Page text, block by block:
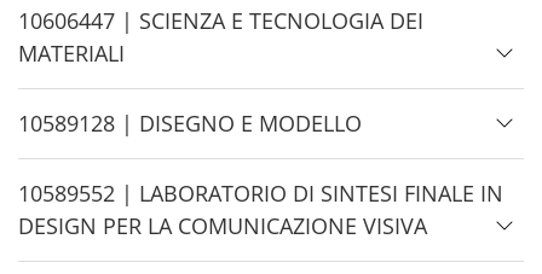
d
e
H
i
d
e
10606447 | SCIENZA E TECNOLOGIA DEI
MATERIALI
H
i
d
e
10589128 | DISEGNO E MODELLO
H
i
d
10589552 | LABORATORIO DI SINTESI FINALE IN
DESIGN PER LA COMUNICAZIONE VISIVA